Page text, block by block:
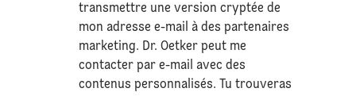
transmettre une version cryptée de
mon adresse e-mail à des partenaires
marketing. Dr. Oetker peut me
contacter par e-mail avec des
contenus personnalisés. Tu trouveras